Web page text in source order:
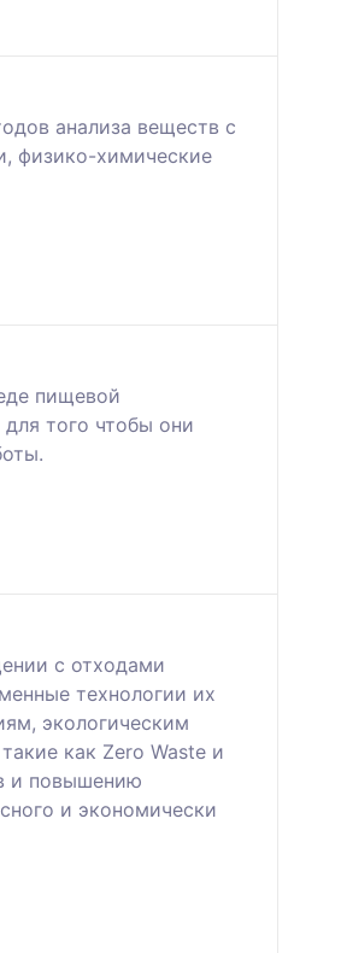
анализа веществ с
физико-химические
пищевой
того чтобы они
с отходами
технологии их
экологическим
как Zero Waste и
и повышению
и экономически